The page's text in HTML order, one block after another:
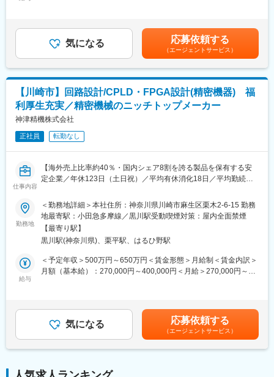
スタートアップです。独自技術による高精度作業を強みとし、完
全自動化を見据えた開発力で競合優位性を確立し、人が創造的業
務に集中できる環境づくりを推進しています。
・ロボットハンドの設計・製図、形状検討、3Dプリンタ試作、提
案用3Dモデル作成
・ロボット導入を前提とした設備・装置の構想、レイアウト検
討、量産化・耐久性を考慮した設計
・顧客提案フェーズでの図面作成、課題ヒアリングを踏まえた構
成・レイアウト検討、初期仕様策定
・複数プロジェクトを並行し、構想設計～詳細設計～製図まで一
気通貫で担当
■この仕事の魅力
・0→1のプロダクト開発に携われる
・工場自動化を通じた社会的意義の高い仕事
・顧客ニーズから量産化まで関われる一貫したモノづくり
・内製中心のためスピード感ある開発が可能
■代表的な案件例
・データセンターのLANケーブル挿入作業のロボット化
性があります。月給(月額)は固定手当を含めた表記です。
気になる 応募依頼する
（エージェントサービス）
【川崎市】回路設計/CPLD・FPGA設計(精密機器) 福
利厚生充実／精密機械のニッチトップメーカー
神津精機株式会社
正社員 転勤なし
仕事内容
【海外売上比率約40％・国内シェア8割を誇る製品を保有する安
定企業／年休123日（土日祝）／平均有休消化18日／平均勤続年
■業務概要
・弊社主力商品の位置決めステージは精度が命です。精度を出
す為のコア技術である、制御回路・FPGA・FW・SWを社内で開
発しています
アートワーク・部品調達・基板実装ははEMS会社に依頼してい
ます
ル回路設計・評価を対応頂きます
ご経験次第では、CPU周辺回路設計・評価、アナログ回路もお
勤務地
＜勤務地詳細＞本社住所：神奈川県川崎市麻生区栗木2-6-15 勤務
地最寄駅：小田急多摩線／黒川駅受動喫煙対策：屋内全面禁煙
【最寄り駅】
黒川駅(神奈川県)、栗平駅、はるひ野駅
給与
＜予定年収＞500万円～650万円＜賃金形態＞月給制＜賃金内訳＞
月額（基本給）：270,000円～400,000円＜月給＞270,000円～
経験者）■年収構成：年収+賞与+各種手当■賞与の前年実績6か月
分を支給賃金はあくまでも目安の金額であり、選考を通じて上下
する可能性があります。月給(月額)は固定手当を含めた表記です。
気になる 応募依頼する
（エージェントサービス）